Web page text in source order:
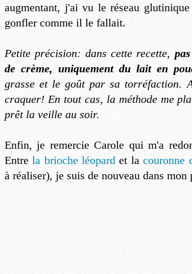
augmentant, j'ai vu le réseau
gonfler comme il le fallait.
Petite précision: dans cette recette,
de crème, uniquement du lait en
grasse et le goût par sa torréfaction.
craquer! En tout cas, la méthode me
prêt la veille au soir.
Enfin, je remercie Carole qui m'a
Entrela brioche léopardet lacouronne
à réaliser), je suis de nouveau dans mon